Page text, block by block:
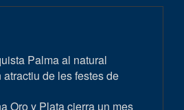
Palma al natural
de les festes de
Oro y Plata cierra un mes